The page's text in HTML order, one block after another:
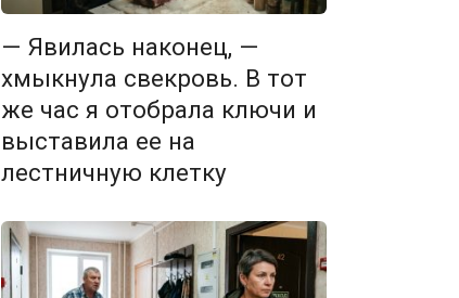
— Явилась наконец, —
хмыкнула свекровь. В тот
же час я отобрала ключи и
выставила ее на
лестничную клетку